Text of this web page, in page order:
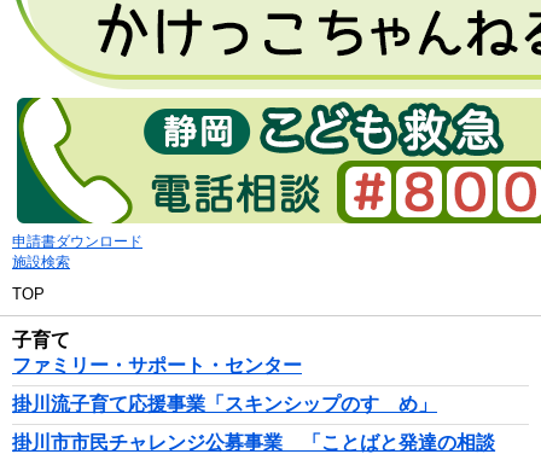
申請書ダウンロード
施設検索
TOP
子育て
ファミリー・サポート・センター
掛川流子育て応援事業「スキンシップのすゝめ」
掛川市市民チャレンジ公募事業 「ことばと発達の相談